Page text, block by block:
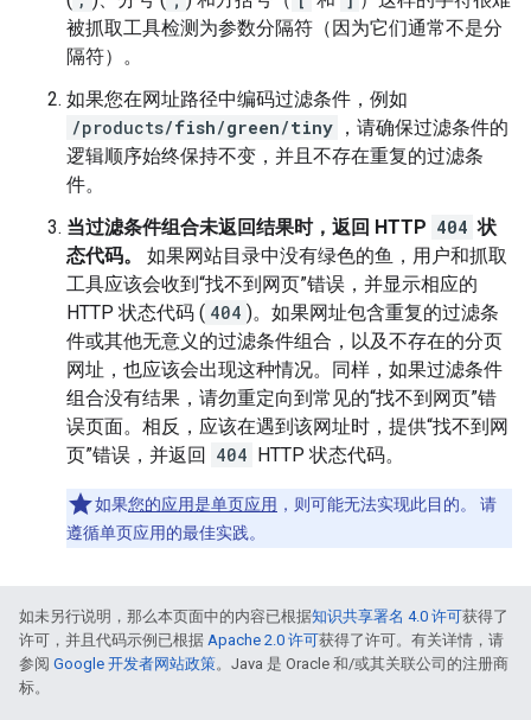
被抓取工具检测为参数分隔符（因为它们通常不是分
隔符）。
如果您在网址路径中编码过滤条件，例如
/products/fish/green/tiny ，请确保过滤条件的
逻辑顺序始终保持不变，并且不存在重复的过滤条
件。
当过滤条件组合未返回结果时，返回 HTTP 404 状
态代码。
如果网站目录中没有绿色的鱼，用户和抓取
工具应该会收到“找不到网页”错误，并显示相应的
HTTP 状态代码 ( 404 )。如果网址包含重复的过滤条
件或其他无意义的过滤条件组合，以及不存在的分页
网址，也应该会出现这种情况。同样，如果过滤条件
组合没有结果，请勿重定向到常见的“找不到网页”错
误页面。相反，应该在遇到该网址时，提供“找不到网
页”错误，并返回 404 HTTP 状态代码。
如果您的应用是单页应用 ，则可能无法实现此目的。 请
遵循单页应用的最佳实践。
如未另行说明，那么本页面中的内容已根据知识共享署名 4.0 许可获得了
许可，并且代码示例已根据 Apache 2.0 许可获得了许可。有关详情，请
参阅 Google 开发者网站政策。Java 是 Oracle 和/或其关联公司的注册商
标。